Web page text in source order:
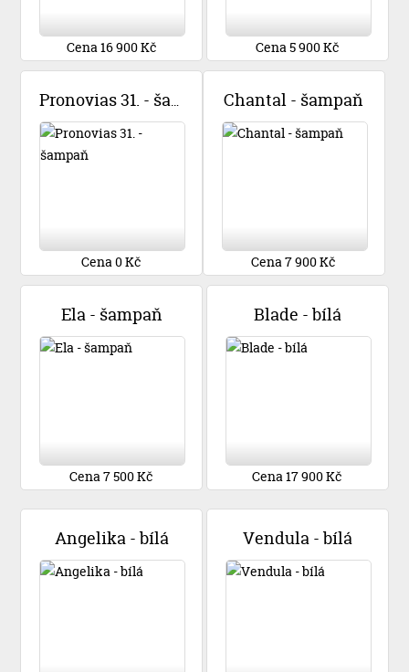
Cena 16 900 Kč Cena 5 900 Kč
Pronovias 31. - šampaň
Cena 0 Kč
Chantal - šampaň
Cena 7 900 Kč
Ela - šampaň
Cena 7 500 Kč
Blade - bílá
Cena 17 900 Kč
Angelika - bílá Vendula - bílá